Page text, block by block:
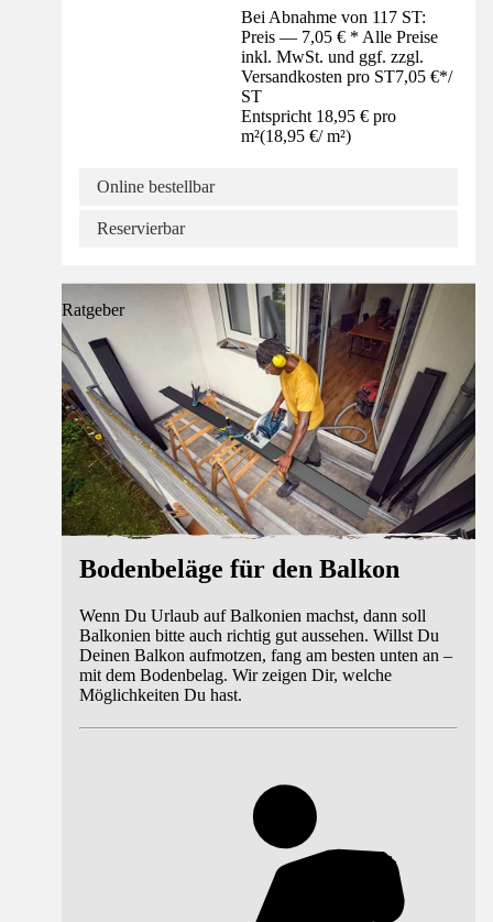
Bei Abnahme von 117 ST:
Preis — 7,05 € * Alle Preise
inkl. MwSt. und ggf. zzgl.
Versandkosten pro ST7,05 €*/
ST
Entspricht 18,95 € pro
m²(18,95 €/ m²)
Online bestellbar
Reservierbar
Ratgeber
Bodenbeläge für den Balkon
Wenn Du Urlaub auf Balkonien machst, dann soll
Balkonien bitte auch richtig gut aussehen. Willst Du
Deinen Balkon aufmotzen, fang am besten unten an –
mit dem Bodenbelag. Wir zeigen Dir, welche
Möglichkeiten Du hast.